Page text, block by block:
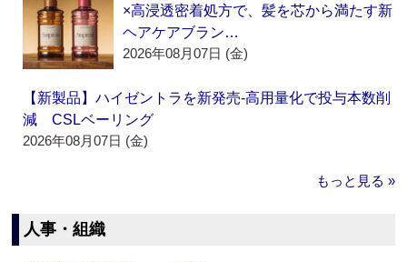
×高浸透密着処方で、髪を芯から満たす新
ヘアケアブラン…
2026年08月07日 (金)
【新製品】ハイゼントラを新発売‐高用量化で投与本数削
減 CSLベーリング
2026年08月07日 (金)
もっと見る »
人事・組織